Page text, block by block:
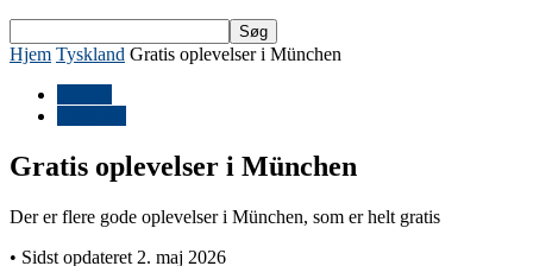
Hjem Tyskland Gratis oplevelser i München
Gratis oplevelser i München
Der er flere gode oplevelser i München, som er helt gratis
• Sidst opdateret 2. maj 2026